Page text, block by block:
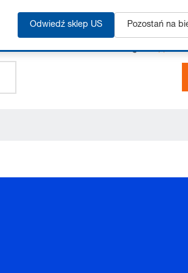
+49 (0) 6266
Odwiedź sklep US Pozostań na